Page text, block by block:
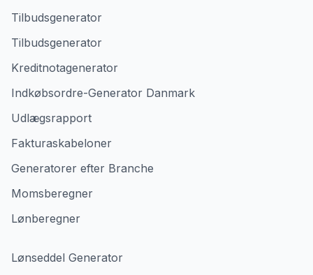
Tilbudsgenerator
Tilbudsgenerator
Kreditnotagenerator
Indkøbsordre-Generator Danmark
Udlægsrapport
Fakturaskabeloner
Generatorer efter Branche
Momsberegner
Lønberegner
Lønseddel Generator